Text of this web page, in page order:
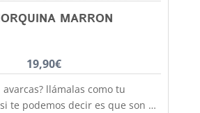
MARRON
19,90€
llámalas como tu
te podemos decir es que son de